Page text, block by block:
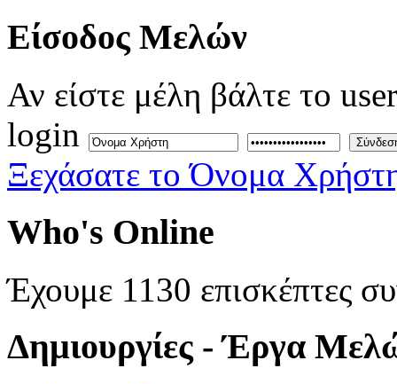
Eίσοδος Μελών
Αν είστε μέλη βάλτε το
login
Ξεχάσατε το Όνομα
Who's Online
Έχουμε 1130 επισκέπτες
Δημιουργίες - Έργα